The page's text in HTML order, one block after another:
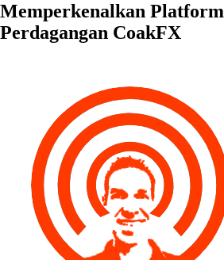
Memperkenalkan Platform
Perdagangan CoakFX